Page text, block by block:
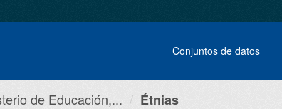
Conjuntos de datos
de Educación,... Étnias